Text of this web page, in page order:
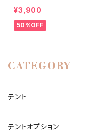
症対策 ひんやりグッズ 白
ホワイト
¥3,900
50%OFF
CATEGORY
テント
1~3名（S）
テントオプション